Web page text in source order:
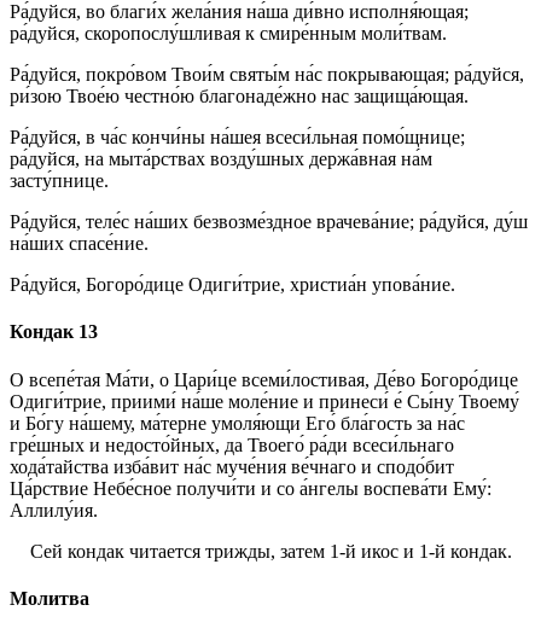
Ра́дуйся, во благи́х жела́ния на́ша ди́вно исполня́ющая;
ра́дуйся, скоропослу́шливая к смире́нным моли́твам.
Ра́дуйся, покро́вом Твои́м святы́м на́с покрывающая; ра́дуйся,
ри́зою Твое́ю честно́ю благонаде́жно нас защища́ющая.
Ра́дуйся, в ча́с кончи́ны на́шея всеси́льная помо́щнице;
ра́дуйся, на мыта́рствах возду́шных держа́вная на́м
засту́пнице.
Ра́дуйся, теле́с на́ших безвозме́здное врачева́ние; ра́дуйся, ду́ш
на́ших спасе́ние.
Ра́дуйся, Богоро́дице Одиги́трие, христиа́н упова́ние.
Кондак 13
О всепе́тая Ма́ти, о Цари́це всеми́лостивая, Де́во Богоро́дице
Одиги́трие, приими́ на́ше моле́ние и принеси́ е́ Сы́ну Твоему́
и Бо́гу на́шему, ма́терне умоля́ющи Его́ бла́гость за на́с
гре́шных и недосто́йных, да Твоего́ ра́ди всеси́льнаго
хода́тайства изба́вит на́с муче́ния ве́чнаго и сподо́бит
Ца́рствие Небе́сное получи́ти и со а́нгелы воспева́ти Ему́:
Аллилу́ия.
Сей кондак читается трижды, затем 1-й икос и 1-й кондак.
Молитва